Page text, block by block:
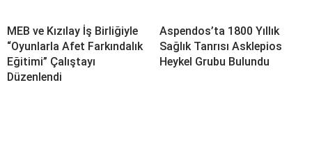
MEB ve Kızılay İş Birliğiyle
“Oyunlarla Afet Farkındalık
Eğitimi” Çalıştayı
Düzenlendi
Aspendos’ta 1800 Yıllık
Sağlık Tanrısı Asklepios
Heykel Grubu Bulundu